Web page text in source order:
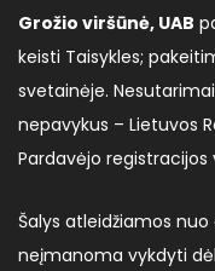
Grožio viršūnė, UAB
keisti Taisykles;
svetainėje.
nepavykus – Lietuvos
Pardavėjo registracijos
Šalys atleidžiamos
neįmanoma vykdyti